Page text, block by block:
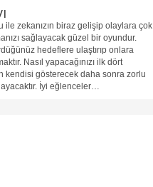
ile zekanızın biraz gelişip olaylara çok
sağlayacak güzel bir oyundur.
hedeflere ulaştırıp onlara
Nasıl yapacağınızı ilk dört
kendisi gösterecek daha sonra zorlu
İyi eğlenceler…